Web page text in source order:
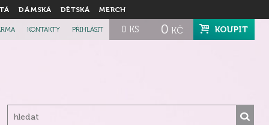
DÁMSKÁ DĚTSKÁ MERCH
0 KS 0 KČ KOUPIT
KONTAKTY PŘIHLÁSIT